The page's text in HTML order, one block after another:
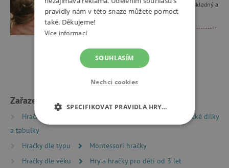
samostatnost, fantazii, kreativitu. Je skladný a
může tak s námi i cestovat.
Zařazeno v kategoriích
Hračky dle typu
Magnetické dílky
a tabulky
Hračky dle typu
Montessori hračky
Hračky dle věku
Hry a hračky pro děti od 3 let
pravidly nám v této snaze můžete pomoct
také. Děkujeme!
Více informací
SOUHLASÍM
Nechci cookies
SPECIFIKOVAT PRAVIDLA HRY…